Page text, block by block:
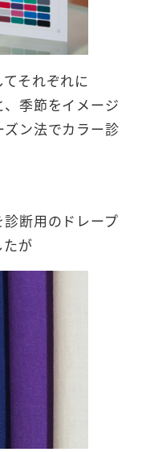
それぞれに
、季節をイメージ
ズン法でカラー診
断用のドレープ
たが